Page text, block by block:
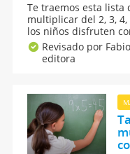
Te traemos esta lista
multiplicar del 2, 3, 4,
los niños disfruten
aprendan con
que encuentren más
Revisado por
editora